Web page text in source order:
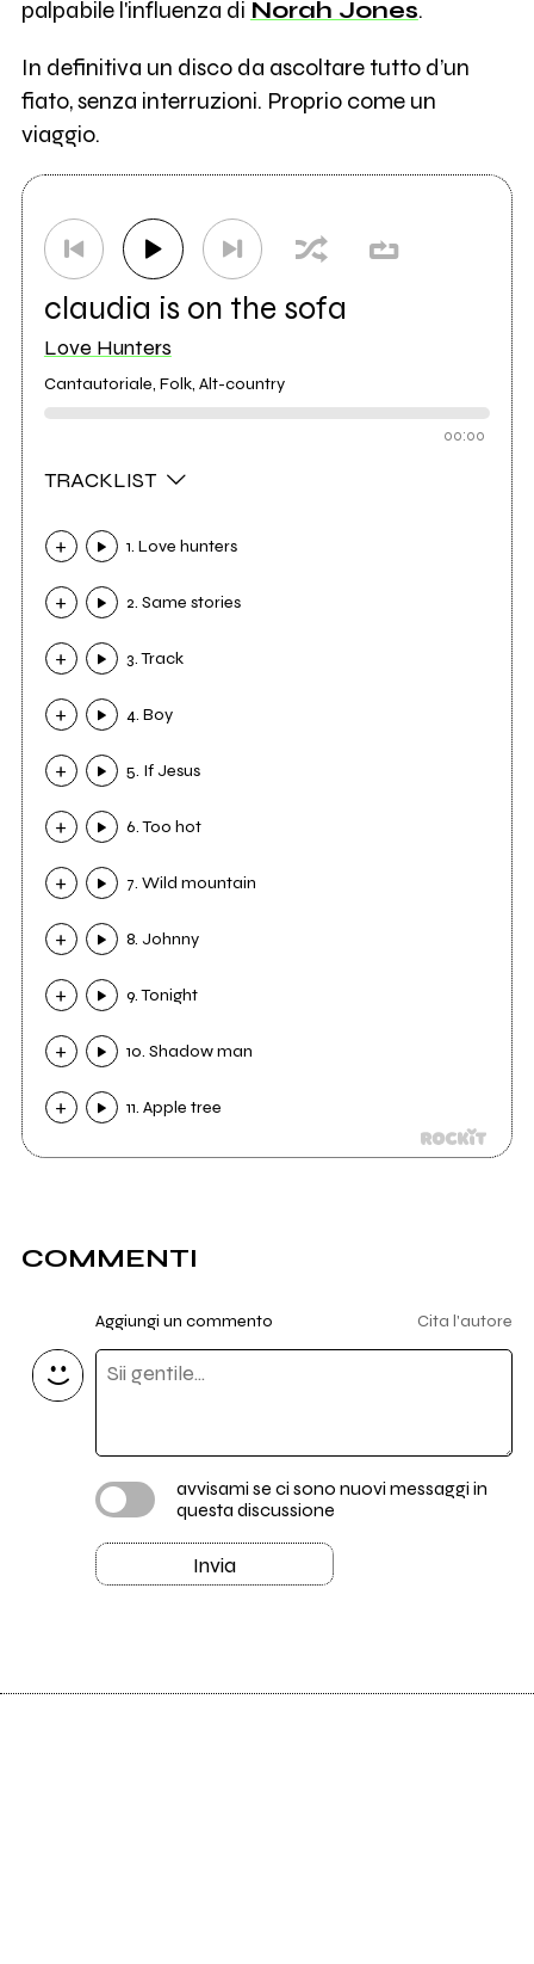
palpabile l'influenza di Norah Jones.
In definitiva un disco da ascoltare tutto d’un
fiato, senza interruzioni. Proprio come un
viaggio.
claudia is on the sofa
Love Hunters
Cantautoriale, Folk, Alt-country
00:00
TRACKLIST
1. Love hunters
2. Same stories
3. Track
4. Boy
5. If Jesus
6. Too hot
7. Wild mountain
8. Johnny
9. Tonight
10. Shadow man
11. Apple tree
COMMENTI
Aggiungi un commento Cita l'autore
avvisami se ci sono nuovi messaggi in
questa discussione
Invia